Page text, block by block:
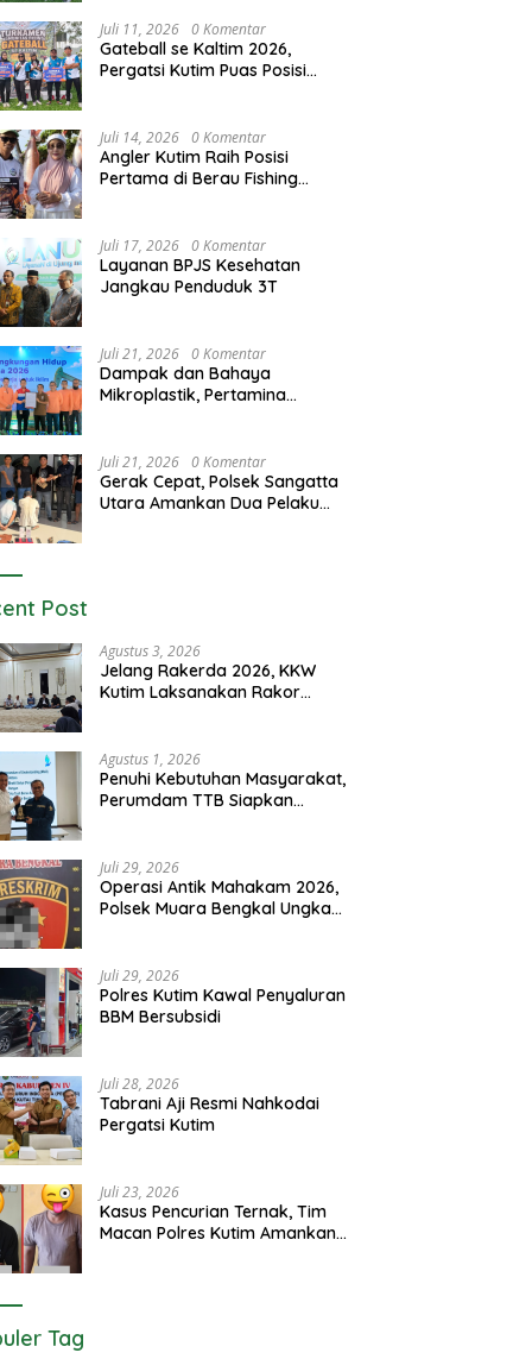
Juli 11, 2026 0 Komentar
Gateball se Kaltim 2026,
Pergatsi Kutim Puas Posisi
Juli 14, 2026 0 Komentar
Angler Kutim Raih Posisi
Pertama di Berau Fishing
Juli 17, 2026 0 Komentar
Layanan BPJS Kesehatan
Jangkau Penduduk 3T
Juli 21, 2026 0 Komentar
Dampak dan Bahaya
Mikroplastik, Pertamina
Juli 21, 2026 0 Komentar
Gerak Cepat, Polsek Sangatta
Utara Amankan Dua Pelaku
Post
Agustus 3, 2026
Jelang Rakerda 2026, KKW
Kutim Laksanakan Rakor
Agustus 1, 2026
Penuhi Kebutuhan Masyarakat,
Perumdam TTB Siapkan
Juli 29, 2026
Operasi Antik Mahakam 2026,
Polsek Muara Bengkal Ungkap
Juli 29, 2026
Polres Kutim Kawal Penyaluran
BBM Bersubsidi
Juli 28, 2026
Tabrani Aji Resmi Nahkodai
Pergatsi Kutim
Juli 23, 2026
Kasus Pencurian Ternak, Tim
Macan Polres Kutim Amankan 2
Tag